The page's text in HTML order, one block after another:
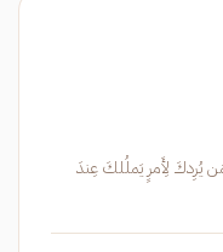
لا تُحسِنِ الظَنَّ فيمَن يُرضيكَ حُسنُ لِقائِه فَمَن يُرِدكَ لِأَمرٍ يَملُلكَ عِندَ